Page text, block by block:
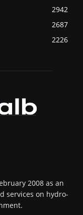
2942
2687
2226
2008 as an
services on hydro-